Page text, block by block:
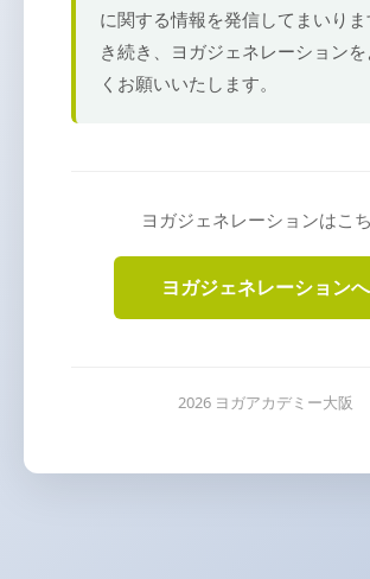
に関する情報を発信してまいりま
き続き、ヨガジェネレーションを
くお願いいたします。
ヨガジェネレーションはこ
ヨガジェネレーションへ
2026 ヨガアカデミー大阪